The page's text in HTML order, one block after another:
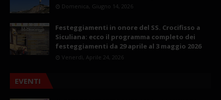
Domenica, Giugno 14, 2026
Festeggiamenti in onore del SS. Crocifisso a
Siculiana: ecco il programma completo dei
festeggiamenti da 29 aprile al 3 maggio 2026
Venerdì, Aprile 24, 2026
EVENTI